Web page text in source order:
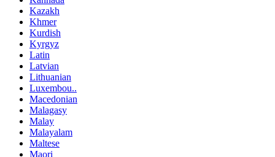
Kazakh
Khmer
Kurdish
Kyrgyz
Latin
Latvian
Lithuanian
Luxembou..
Macedonian
Malagasy
Malay
Malayalam
Maltese
Maori